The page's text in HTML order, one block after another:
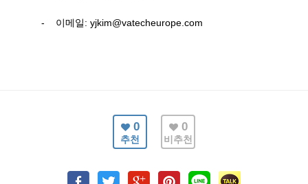
- 이메일: yjkim@vatecheurope.com
0
추천
0
비추천